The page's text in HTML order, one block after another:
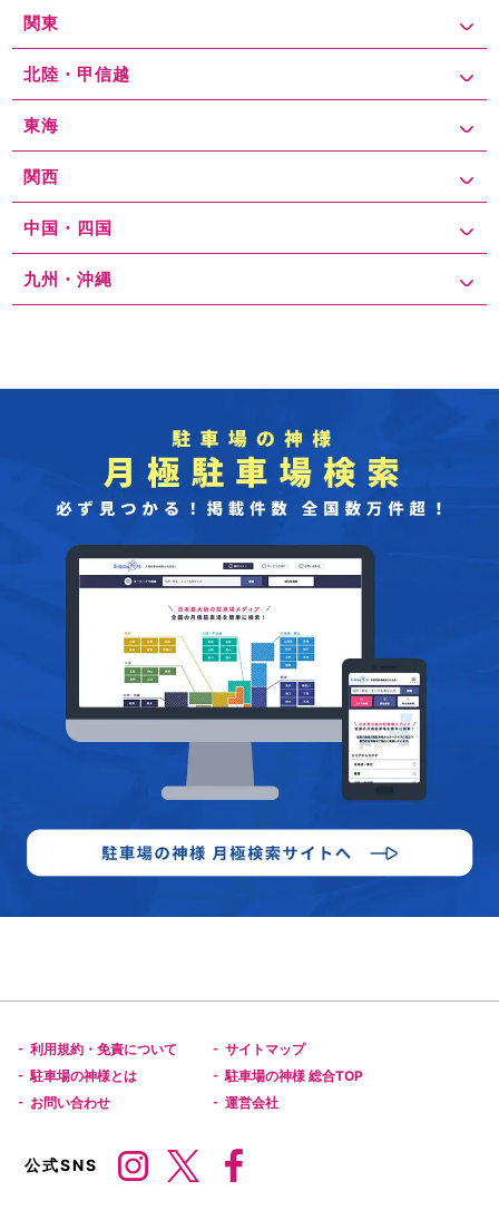
関東
北陸・甲信越
東海
関西
中国・四国
九州・沖縄
- 利用規約・免責について - サイトマップ
- 駐車場の神様とは - 駐車場の神様 総合TOP
- お問い合わせ - 運営会社
公式SNS